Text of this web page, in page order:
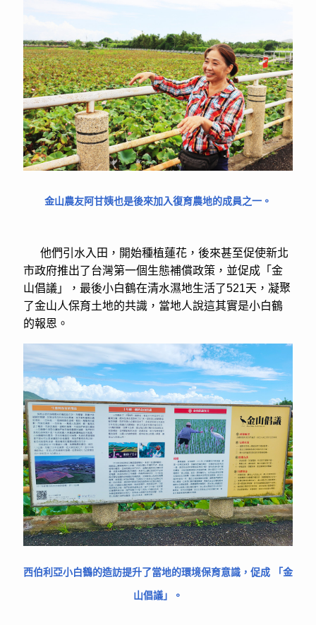
金山農友阿甘姨也是後來加入復育農地的成員之一。
他們引水入田，開始種植蓮花，後來甚至促使新北
市政府推出了台灣第一個生態補償政策，並促成「金
山倡議」，最後小白鶴在清水濕地生活了521天，凝聚
了金山人保育土地的共識，當地人說這其實是小白鶴
的報恩。
西伯利亞小白鶴的造訪提升了當地的環境保育意識，促成 「金
山倡議」。